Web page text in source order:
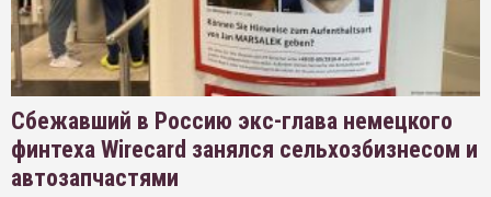
Сбежавший в Россию экс-глава немецкого
финтеха Wirecard занялся сельхозбизнесом и
автозапчастями